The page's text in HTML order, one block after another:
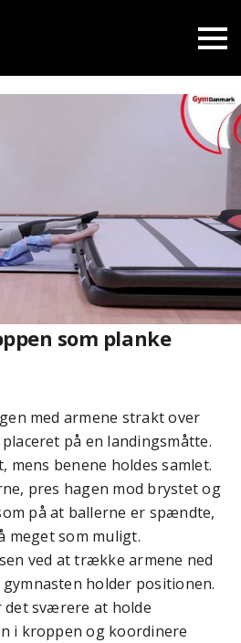
som planke
med armene strakt over
på en landingsmåtte.
benene holdes samlet.
pres hagen mod brystet og
på at ballerne er spændte,
meget som muligt.
ved at trække armene ned
holder positionen.
det sværere at holde
i kroppen og koordinere